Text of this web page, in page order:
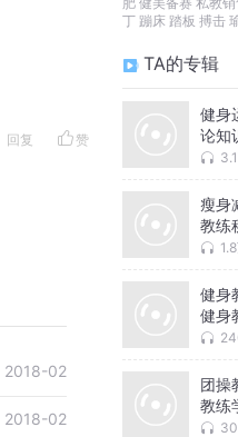
回复 赞
2018-02
2018-02
丁 蹦床 踏板 搏击
TA的专辑
健身
论知
瘦身
教练
健身
健身
团操
教练